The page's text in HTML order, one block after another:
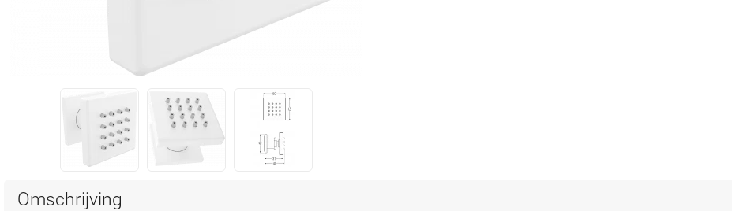
Omschrijving